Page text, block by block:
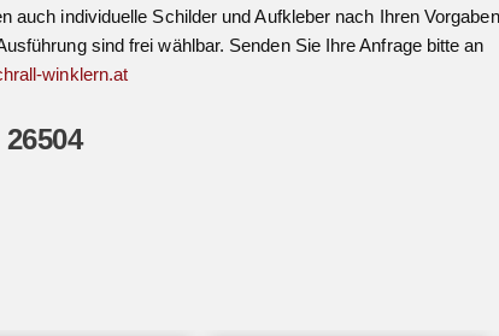
auch individuelle Schilder und Aufkleber nach Ihren
sind frei wählbar. Senden Sie Ihre Anfrage bitte an
winklern.at